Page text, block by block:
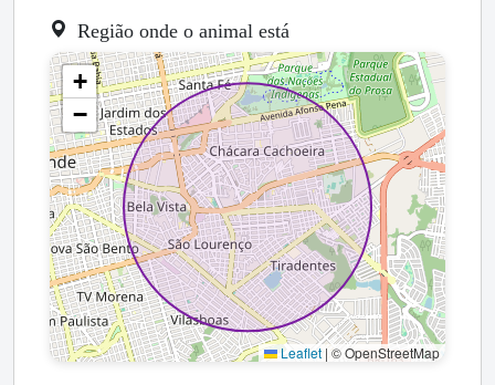
Região onde o animal está
+
−
Leaflet | © OpenStreetMap